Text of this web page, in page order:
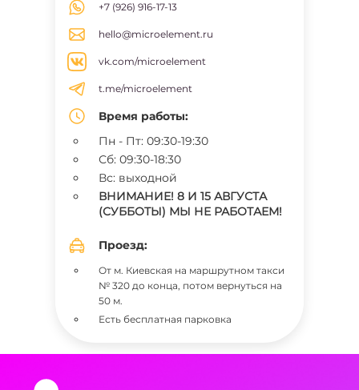
+7 (926) 916-17-13
hello@microelement.ru
vk.com/microelement
t.me/microelement
Время работы:
Пн - Пт: 09:30-19:30
Сб: 09:30-18:30
Вс: выходной
ВНИМАНИЕ! 8 И 15 АВГУСТА
(СУББОТЫ) МЫ НЕ РАБОТАЕМ!
Проезд:
От м. Киевская на маршрутном такси
№ 320 до конца, потом вернуться на
50 м.
Есть бесплатная парковка